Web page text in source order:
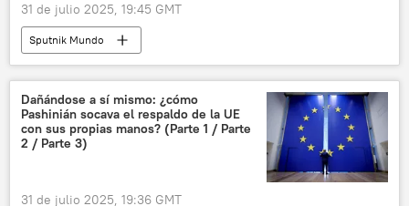
31 de julio 2025, 19:45 GMT
Sputnik Mundo
Dañándose a sí mismo: ¿cómo
Pashinián socava el respaldo de la UE
con sus propias manos? (Parte 1 / Parte
2 / Parte 3)
31 de julio 2025, 19:36 GMT